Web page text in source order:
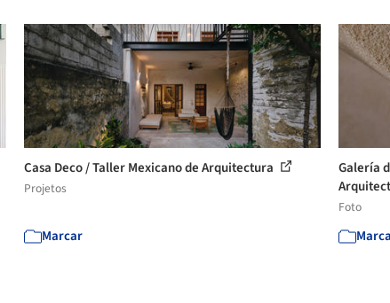
Casa Deco / Taller Mexicano de Arquitectura
Projetos
Marcar
Galería
Foto